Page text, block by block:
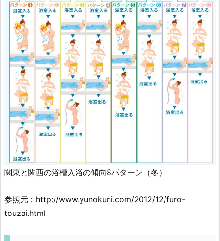
関東と関西の浴槽入浴の傾向8パターン（冬）
参照元：http://www.yunokuni.com/2012/12/furo-
touzai.html